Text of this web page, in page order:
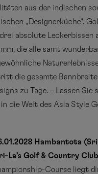
aus der indischen
„Designerküche“.
absolute Leckerbissen
die alle samt
die gesamte Bannbreite
zu Tage. – Lassen Sie
in die Welt des Asia Style
Hambantota
La’s Golf & Country Club
Course liegt